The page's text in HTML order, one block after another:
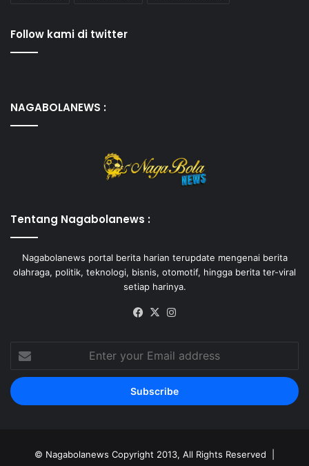
Follow kami di twitter
NAGABOLANEWS :
Tentang Nagabolanews :
Nagabolanews portal berita harian terupdate mengenai berita
olahraga, politik, teknologi, bisnis, otomotif, hingga berita ter-viral
setiap harinya.
Facebook
X
your
Email
address
© Nagabolanews Copyright 2013, All Rights Reserved |